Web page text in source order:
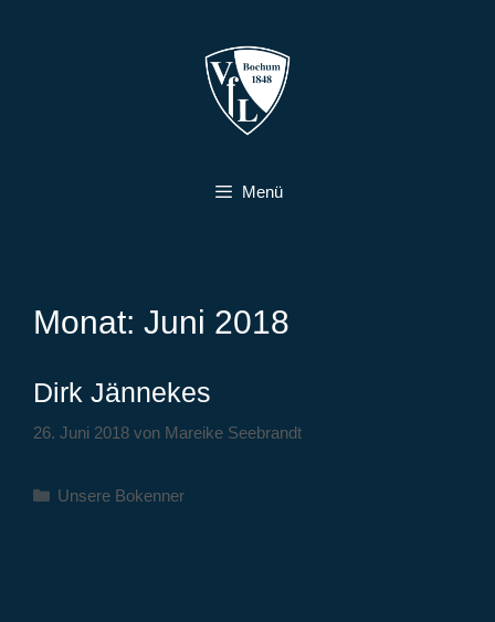
Menü
Monat: Juni 2018
Dirk Jännekes
26. Juni 2018 von Mareike Seebrandt
Kategorien
Unsere Bokenner